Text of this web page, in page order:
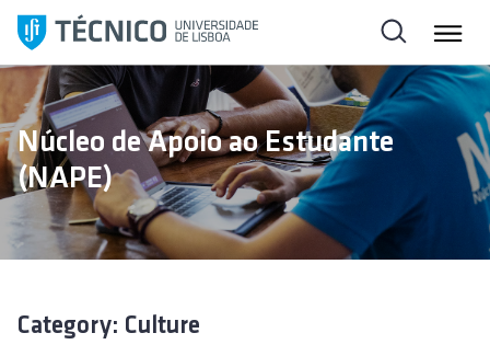
i
p
t
o
o
t
Núcleo de Apoio ao Estudante
(NAPE)
Category: Culture